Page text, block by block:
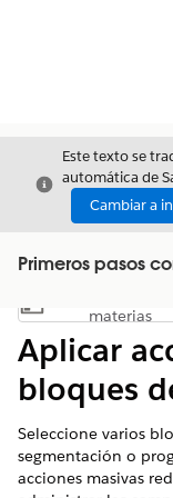
Cerrar
Este texto se
automática de
Cambiar a
Primeros pasos
Mostrar
materias
Aplicar
bloques
Seleccione varios
segmentación o
acciones masivas